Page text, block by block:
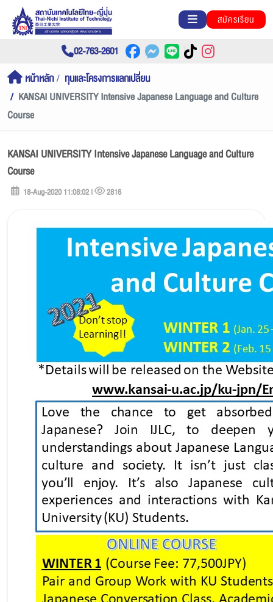
สมัครเรียน
02-763-2601
หน้าหลัก
ทุนและโครงการแลกเปลี่ยน
KANSAI UNIVERSITY Intensive Japanese Language and Culture
Course
KANSAI UNIVERSITY Intensive Japanese Language and Culture
Course
18-Aug-2020 11:08:02 | 2816